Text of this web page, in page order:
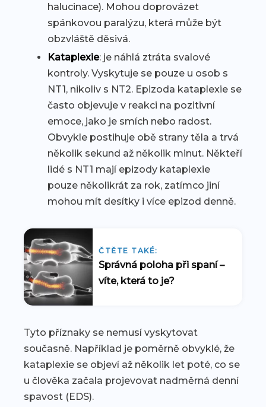
halucinace). Mohou doprovázet
spánkovou paralýzu, která může být
obzvláště děsivá.
Kataplexie: je náhlá ztráta svalové
kontroly. Vyskytuje se pouze u osob s
NT1, nikoliv s NT2. Epizoda kataplexie se
často objevuje v reakci na pozitivní
emoce, jako je smích nebo radost.
Obvykle postihuje obě strany těla a trvá
několik sekund až několik minut. Někteří
lidé s NT1 mají epizody kataplexie
pouze několikrát za rok, zatímco jiní
mohou mít desítky i více epizod denně.
ČTĚTE TAKÉ:
Správná poloha při spaní –
víte, která to je?
Tyto příznaky se nemusí vyskytovat
současně. Například je poměrně obvyklé, že
kataplexie se objeví až několik let poté, co se
u člověka začala projevovat nadměrná denní
spavost (EDS).